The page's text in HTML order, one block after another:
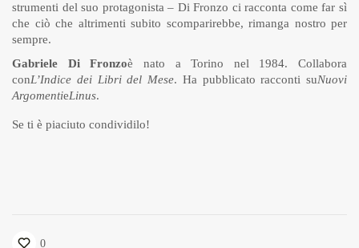
strumenti del suo protagonista – Di Fronzo ci racconta come far sì
che ciò che altrimenti subito scomparirebbe, rimanga nostro per
sempre.
Gabriele Di Fronzoè nato a Torino nel 1984. Collabora
conL’Indice dei Libri del Mese. Ha pubblicato racconti suNuovi
ArgomentieLinus.
Se ti è piaciuto condividilo!
0